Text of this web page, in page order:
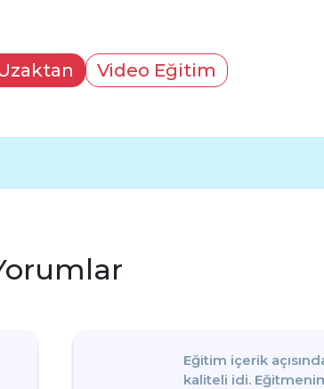
Video Eğitim
Eğitim içerik
kaliteli idi.